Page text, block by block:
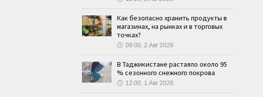
Как безопасно хранить продукты в
магазинах, на рынках и в торговых
точках?
🕔 09:00, 2.Авг 2026
В Таджикистане растаяло около 95
% сезонного снежного покрова
🕔 12:00, 1.Авг 2026